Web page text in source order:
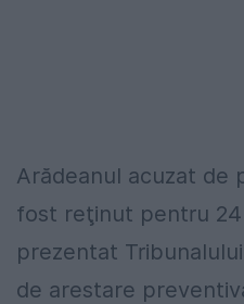
Arădeanul acuzat de
fost reţinut pentru
prezentat
de arestare